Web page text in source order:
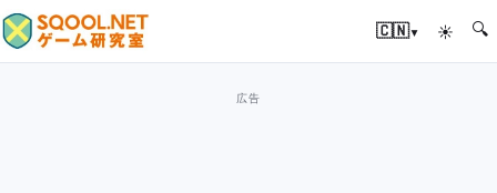
🇨🇳▾ ☀ 🔍